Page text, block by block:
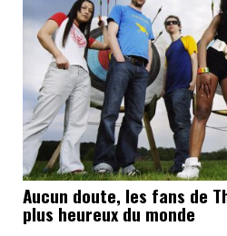
Aucun doute, les fans de
plus heureux du monde